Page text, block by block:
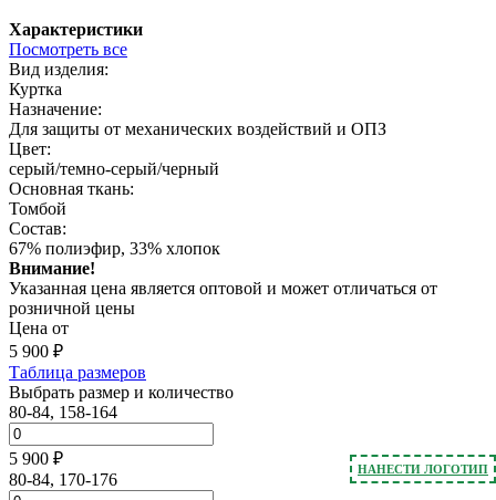
НАНЕСТИ ЛОГОТИП
Характеристики
Посмотреть все
Вид изделия:
Куртка
Назначение:
Для защиты от механических воздействий и ОПЗ
Цвет:
серый/темно-серый/черный
Основная ткань:
Томбой
Состав:
67% полиэфир, 33% хлопок
Внимание!
Указанная цена является оптовой и может отличаться от
розничной цены
Цена от
5 900 ₽
Таблица размеров
Выбрать размер и количество
80-84, 158-164
5 900 ₽
80-84, 170-176